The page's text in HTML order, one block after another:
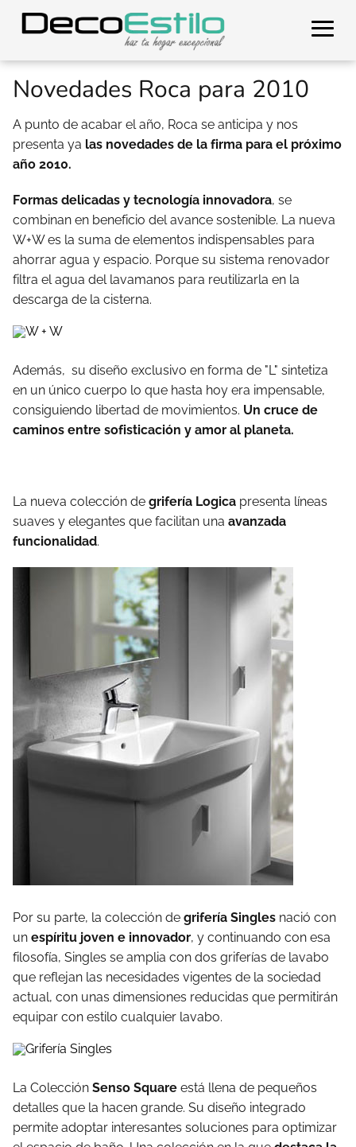
Novedades Roca para 2010
A punto de acabar el año, Roca se anticipa y nos
presenta ya las novedades de la firma para el próximo
año 2010.
Formas delicadas y tecnología innovadora, se
combinan en beneficio del avance sostenible. La nueva
W+W es la suma de elementos indispensables para
ahorrar agua y espacio. Porque su sistema renovador
filtra el agua del lavamanos para reutilizarla en la
descarga de la cisterna.
Además, su diseño exclusivo en forma de "L" sintetiza
en un único cuerpo lo que hasta hoy era impensable,
consiguiendo libertad de movimientos. Un cruce de
caminos entre sofisticación y amor al planeta.
La nueva colección de grifería Logica presenta líneas
suaves y elegantes que facilitan una avanzada
funcionalidad.
Por su parte, la colección de grifería Singles nació con
un espíritu joven e innovador, y continuando con esa
filosofía, Singles se amplia con dos griferías de lavabo
que reflejan las necesidades vigentes de la sociedad
actual, con unas dimensiones reducidas que permitirán
equipar con estilo cualquier lavabo.
La Colección Senso Square está llena de pequeños
detalles que la hacen grande. Su diseño integrado
permite adoptar interesantes soluciones para optimizar